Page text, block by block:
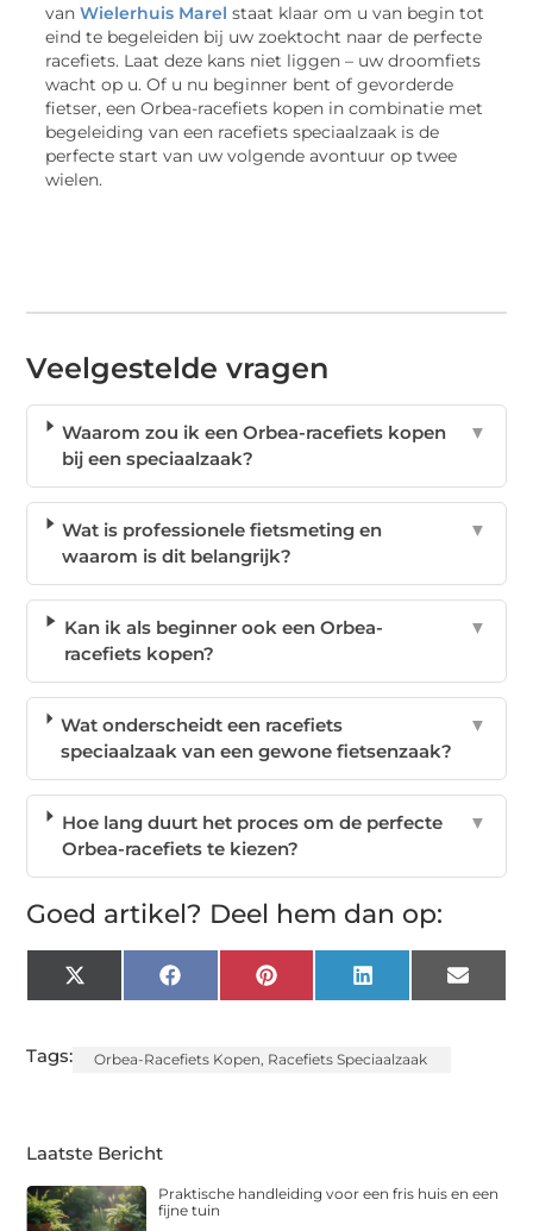
vanWielerhuis Marel staat klaar om u van begin tot
eind te begeleiden bij uw zoektocht naar de perfecte
racefiets. Laat deze kans niet liggen – uw droomfiets
wacht op u. Of u nu beginner bent of gevorderde
fietser, een Orbea-racefiets kopen in combinatie met
begeleiding van een racefiets speciaalzaak is de
perfecte start van uw volgende avontuur op twee
wielen.
Veelgestelde vragen
Waarom zou ik een Orbea-racefiets kopen
bij een speciaalzaak?
▼
Wat is professionele fietsmeting en
waarom is dit belangrijk?
▼
Kan ik als beginner ook een Orbea-
racefiets kopen?
▼
Wat onderscheidt een racefiets
speciaalzaak van een gewone fietsenzaak?
▼
Hoe lang duurt het proces om de perfecte
Orbea-racefiets te kiezen?
▼
Goed artikel? Deel hem dan op:
X
(Twitter)
FacebookPinterest LinkedIn Email
Tags: Orbea-Racefiets Kopen, Racefiets Speciaalzaak
Laatste Bericht
Praktische handleiding voor een fris huis en een
fijne tuin